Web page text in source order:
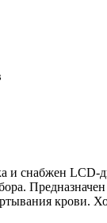
и снабжен LCD-
крови.